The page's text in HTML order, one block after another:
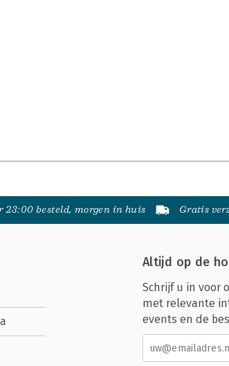
23:00 besteld, morgen in huis Gratis
Altijd op de
Schrijf u in voor
met relevante
events en de